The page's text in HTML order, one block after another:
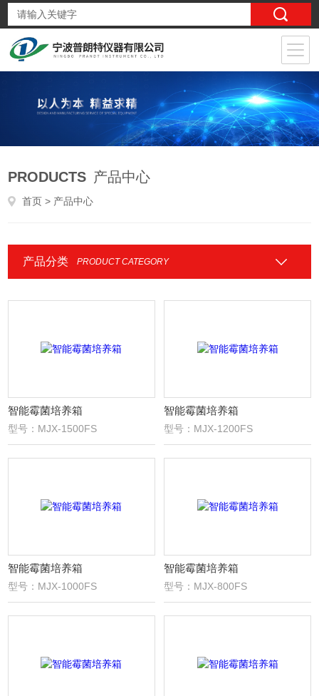
PRODUCTS 产品中心
首页 > 产品中心
产品分类 PRODUCT CATEGORY
智能霉菌培养箱
型号：MJX-1500FS
智能霉菌培养箱
型号：MJX-1200FS
智能霉菌培养箱
型号：MJX-1000FS
智能霉菌培养箱
型号：MJX-800FS